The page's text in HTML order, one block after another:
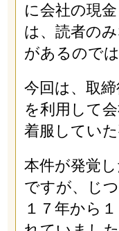
に会社の現
は、読者の
があるので
今回は、取
を利用して
着服してい
本件が発覚
ですが、じ
１７年から